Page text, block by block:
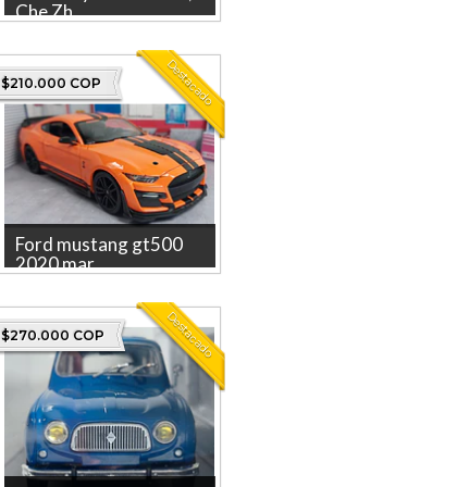
Che Zh...
Zhi, Escala 1-28 blanco La
tienda mas grande e...
$210.000 COP Destacado
Ford mustang gt500
2020 mar...
marca maisto , escala 1/24
Marca: MAISTO. La tienda ...
$270.000 COP Destacado